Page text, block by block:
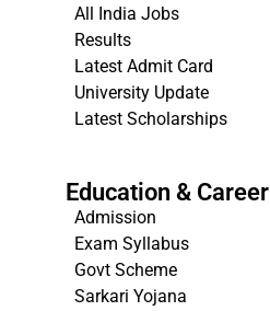
All India Jobs
Results
Latest Admit Card
University Update
Latest Scholarships
Education & Career
Admission
Exam Syllabus
Govt Scheme
Sarkari Yojana